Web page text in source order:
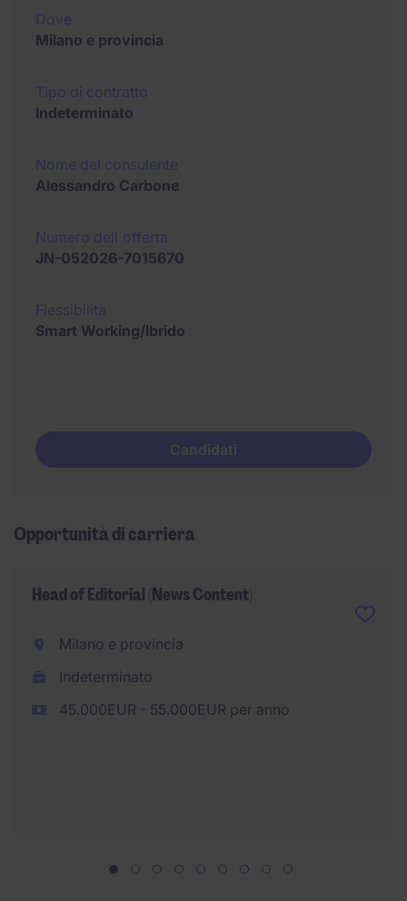
Milano e provincia
Indeterminato
Alessandro Carbone
JN-052026-7015670
Smart Working/Ibrido
Candidati
Opportunità di carriera
Head of Editorial (News Content)
Milano e provincia
Indeterminato
45.000EUR - 55.000EUR per anno